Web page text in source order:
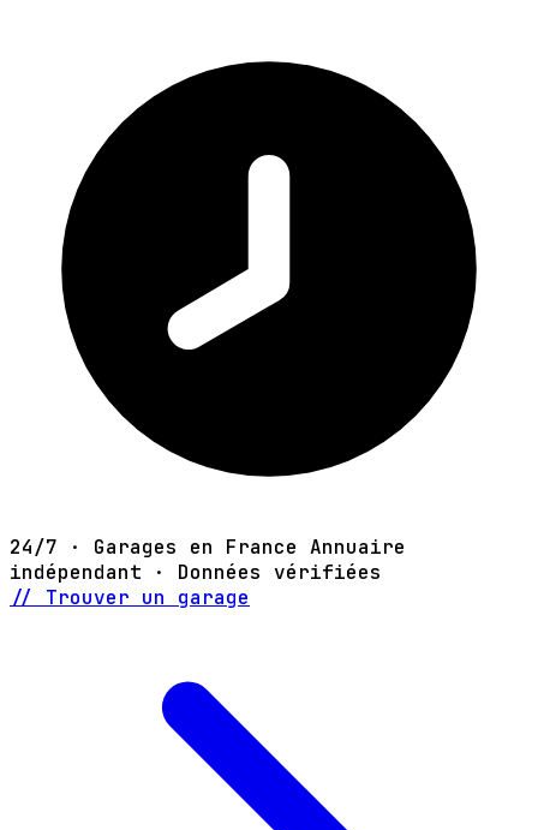
24/7 · Garages en France Annuaire
indépendant · Données vérifiées
// Trouver un garage